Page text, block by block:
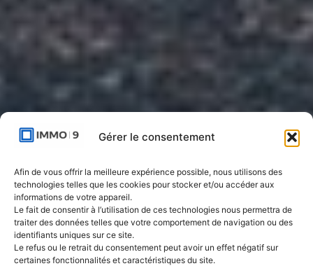
Gérer le consentement
Afin de vous offrir la meilleure expérience possible, nous utilisons des
technologies telles que les cookies pour stocker et/ou accéder aux
informations de votre appareil.
Le fait de consentir à l’utilisation de ces technologies nous permettra de
traiter des données telles que votre comportement de navigation ou des
identifiants uniques sur ce site.
Le refus ou le retrait du consentement peut avoir un effet négatif sur
certaines fonctionnalités et caractéristiques du site.